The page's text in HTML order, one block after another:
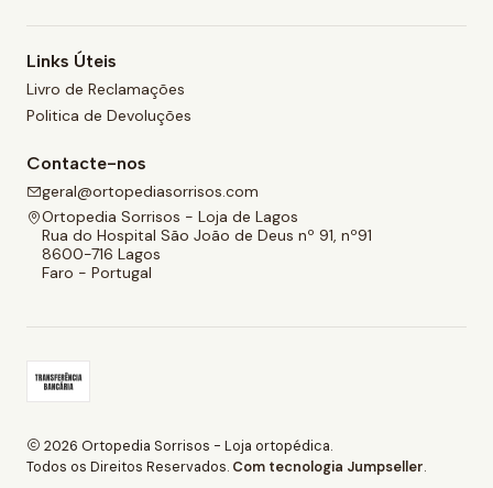
Links Úteis
Livro de Reclamações
Politica de Devoluções
Contacte-nos
geral@ortopediasorrisos.com
Ortopedia Sorrisos - Loja de Lagos
Rua do Hospital São João de Deus nº 91, nº91
8600-716 Lagos
Faro - Portugal
2026 Ortopedia Sorrisos - Loja ortopédica.
Todos os Direitos Reservados. Com tecnologia Jumpseller.